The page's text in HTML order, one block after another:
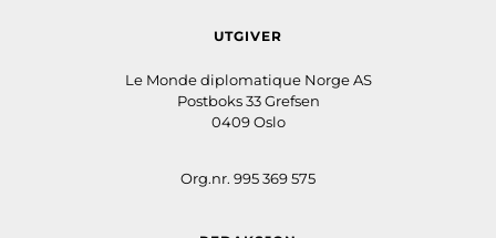
UTGIVER
Le Monde diplomatique Norge AS
Postboks 33 Grefsen
0409 Oslo
Org.nr. 995 369 575